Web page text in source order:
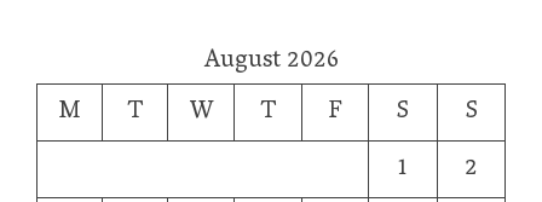
August 2026
M
T W T F S
S
1
2